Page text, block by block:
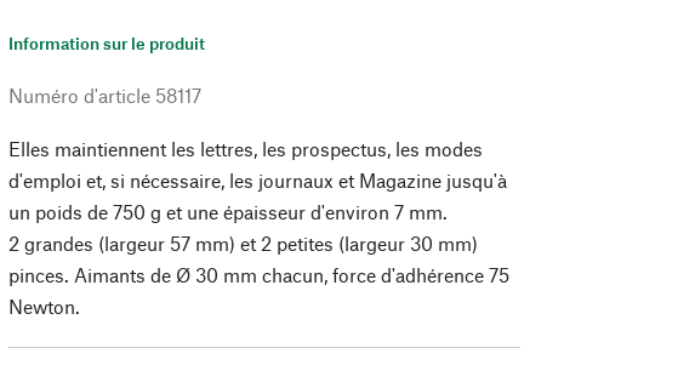
Information sur le produit
Numéro d'article 58117
Elles maintiennent les lettres, les prospectus, les modes
d'emploi et, si nécessaire, les journaux et Magazine jusqu'à
un poids de 750 g et une épaisseur d'environ 7 mm.
2 grandes (largeur 57 mm) et 2 petites (largeur 30 mm)
pinces. Aimants de Ø 30 mm chacun, force d'adhérence 75
Newton.